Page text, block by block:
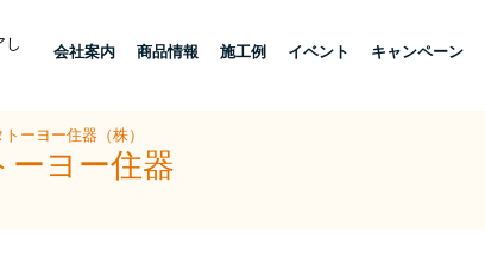
し
会社案内 商品情報 施工例 イベント キャンペーン
ーヨー住器（株）
ーヨー住器